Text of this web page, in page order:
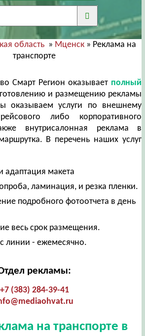
область» Мценск» Реклама на
транспорте
Смарт Регион оказывает полный
и размещению рекламы
оказываем услуги по внешнему
либо корпоративного
внутрисалонная реклама в
В перечень наших услуг
адаптация макета
ламинация, и резка пленки.
подробного фотоотчета в день
весь срок размещения.
линии - ежемесячно.
рекламы:
+7 (383) 284-39-41
на транспорте в